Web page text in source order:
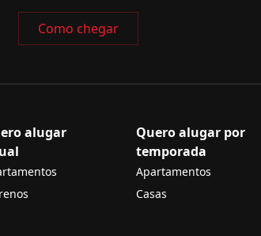
Como chegar
alugar
Quero alugar por
temporada
Apartamentos
Casas